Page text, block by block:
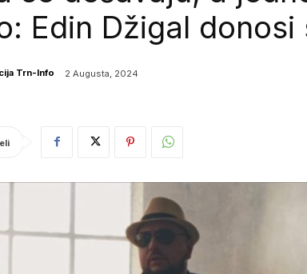
Edin Džigal donosi
Trn-Info 2 Augusta, 2024